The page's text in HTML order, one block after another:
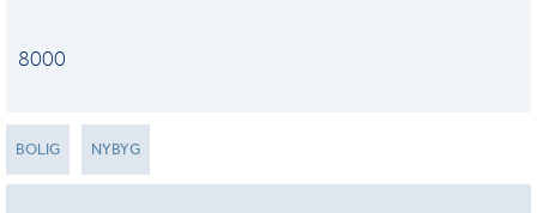
8000
BOLIG NYBYG